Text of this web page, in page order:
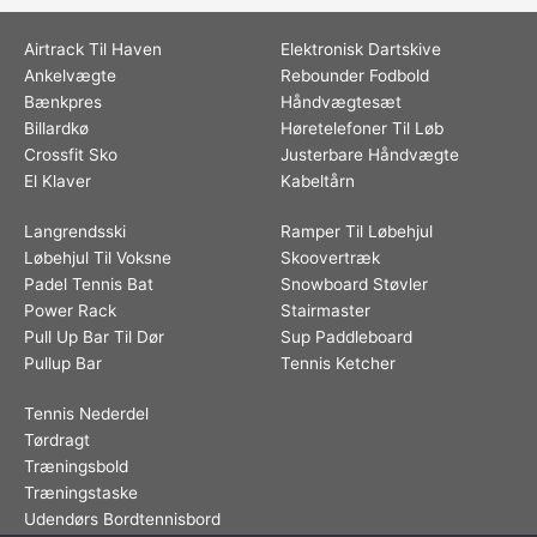
Airtrack Til Haven
Ankelvægte
Bænkpres
Billardkø
Crossfit Sko
El Klaver
Elektronisk Dartskive
Rebounder Fodbold
Håndvægtesæt
Høretelefoner Til Løb
Justerbare Håndvægte
Kabeltårn
Langrendsski
Løbehjul Til Voksne
Padel Tennis Bat
Power Rack
Pull Up Bar Til Dør
Pullup Bar
Ramper Til Løbehjul
Skoovertræk
Snowboard Støvler
Stairmaster
Sup Paddleboard
Tennis Ketcher
Tennis Nederdel
Tørdragt
Træningsbold
Træningstaske
Udendørs Bordtennisbord